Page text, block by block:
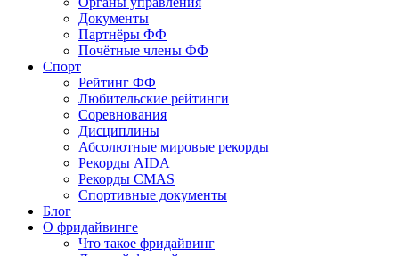
Документы
Партнёры ФФ
Почётные члены ФФ
Спорт
Рейтинг ФФ
Любительские рейтинги
Соревнования
Дисциплины
Абсолютные мировые рекорды
Рекорды AIDA
Рекорды CMAS
Спортивные документы
Блог
О фридайвинге
Что такое фридайвинг